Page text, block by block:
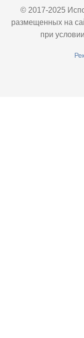
© 2017-2025
размещенных на
при